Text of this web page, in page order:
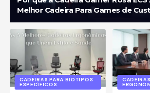
Melhor Cadeira Para Games de
CADEIRAS PARA BIOTIPOS
ESPECÍFICOS